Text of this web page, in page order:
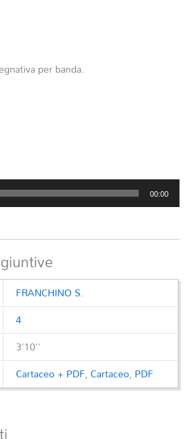
per banda.
00:00
FRANCHINO S.
4
3'10''
Cartaceo + PDF,Cartaceo, PDF